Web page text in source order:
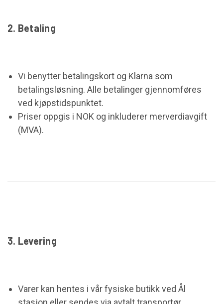
2. Betaling
Vi benytter betalingskort og Klarna som
betalingsløsning. Alle betalinger gjennomføres
ved kjøpstidspunktet.
Priser oppgis i NOK og inkluderer merverdiavgift
(MVA).
3. Levering
Varer kan hentes i vår fysiske butikk ved Ål